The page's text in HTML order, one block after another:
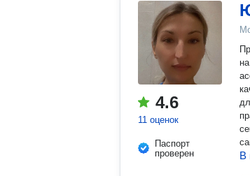
4.6
11 оценок
Паспорт
проверен
сейчас, через
В